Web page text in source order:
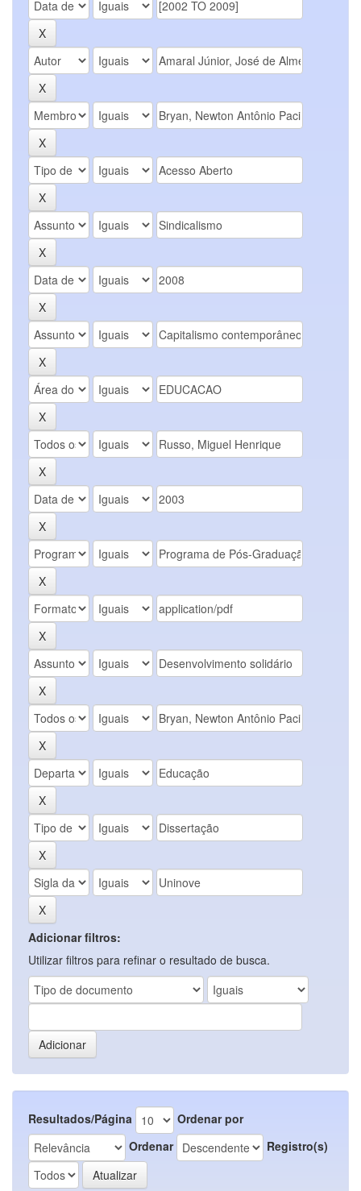
Adicionar filtros:
Utilizar filtros para refinar o resultado de busca.
Resultados/Página
Ordenar por
Ordenar
Registro(s)